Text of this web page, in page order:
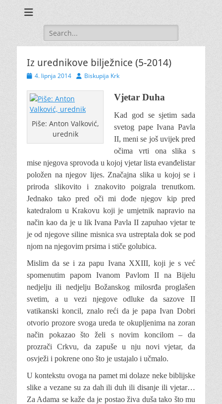
Search
for:
Iz urednikove bilježnice (5-2014)
Posted
4. lipnja 2014 AuthorBiskupija Krk
Piše: Anton Valković,
urednik
Vjetar Duha
Kad god se sjetim sada
svetog pape Ivana Pavla
II, meni se još uvijek pred
očima vrti ona slika s
mise njegova sprovoda u kojoj vjetar lista evanđelistar
položen na njegov lijes. Značajna slika u kojoj se i
priroda slikovito i znakovito poigrala trenutkom.
Jednako tako pred oči mi dođe njegov kip pred
katedralom u Krakovu koji je umjetnik napravio na
način kao da je u lik Ivana Pavla II zapuhao vjetar te
je od njegove siline misnica sva ustreptala dok se pod
njom na njegovim prsima i stiče golubica.
Mislim da se i za papu Ivana XXIII, koji je s već
spomenutim papom Ivanom Pavlom II na Bijelu
nedjelju ili nedjelju Božanskog milosrđa proglašen
svetim, a u vezi njegove odluke da sazove II
vatikanski koncil, znalo reći da je papa Ivan Dobri
otvorio prozore svoga ureda te okupljenima na zoran
način pokazao što želi s novim koncilom – da
prozrači Crkvu, da zapuše u nju novi vjetar, da
osvježi i pokrene ono što je ustajalo i učmalo.
U kontekstu ovoga na pamet mi dolaze neke biblijske
slike a vezane su za dah ili duh ili disanje ili vjetar…
Za Adama se kaže da je postao živa duša tako što mu